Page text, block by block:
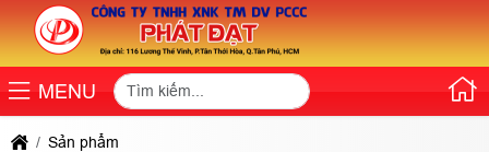
MENU
Sản phẩm